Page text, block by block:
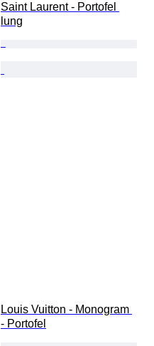
Saint Laurent - Portofel
lung
Louis Vuitton - Monogram
- Portofel